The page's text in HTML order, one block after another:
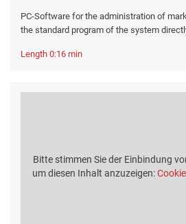
PC-Software for the administration of
the standard program of the system
Length 0:16 min
Bitte stimmen Sie der Einbindung
um diesen Inhalt anzuzeigen: